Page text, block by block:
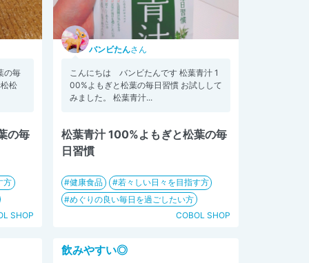
の毎
松
の毎
方
SHOP
バンビたんさん
こんにちは バンビたんです 松葉青汁 1
00%よもぎと松葉の毎日習慣 お試しして
みました。 松葉青汁...
松葉青汁 100%よもぎと松葉の毎
日習慣
健康食品
若々しい日々を目指す方
めぐりの良い毎日を過ごしたい方
COBOL SHOP
飲みやすい◎